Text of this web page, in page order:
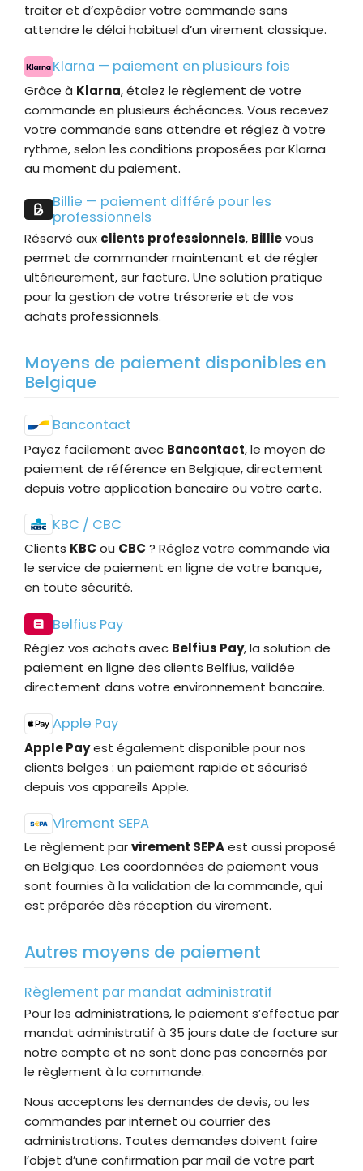
traiter et d’expédier votre commande sans
attendre le délai habituel d’un virement classique.
Klarna — paiement en plusieurs fois
Grâce à Klarna, étalez le règlement de votre
commande en plusieurs échéances. Vous recevez
votre commande sans attendre et réglez à votre
rythme, selon les conditions proposées par Klarna
au moment du paiement.
Billie — paiement différé pour les
professionnels
Réservé aux clients professionnels, Billievous
permet de commander maintenant et de régler
ultérieurement, sur facture. Une solution pratique
pour la gestion de votre trésorerie et de vos
achats professionnels.
Moyens de paiement disponibles en
Belgique
Bancontact
Payez facilement avec Bancontact, le moyen de
paiement de référence en Belgique, directement
depuis votre application bancaire ou votre carte.
KBC / CBC
Clients KBC ou CBC ? Réglez votre commande via
le service de paiement en ligne de votre banque,
en toute sécurité.
Belfius Pay
Réglez vos achats avec Belfius Pay, la solution de
paiement en ligne des clients Belfius, validée
directement dans votre environnement bancaire.
Apple Pay
Apple Payest également disponible pour nos
clients belges : un paiement rapide et sécurisé
depuis vos appareils Apple.
Virement SEPA
Le règlement parvirement SEPAest aussi proposé
en Belgique. Les coordonnées de paiement vous
sont fournies à la validation de la commande, qui
est préparée dès réception du virement.
Autres moyens de paiement
Règlement par mandat administratif
Pour les administrations, le paiement s’effectue par
mandat administratif à 35 jours date de facture sur
notre compte et ne sont donc pas concernés par
le règlement à la commande.
Nous acceptons les demandes de devis, ou les
commandes par internet ou courrier des
administrations. Toutes demandes doivent faire
l’objet d’une confirmation par mail de votre part